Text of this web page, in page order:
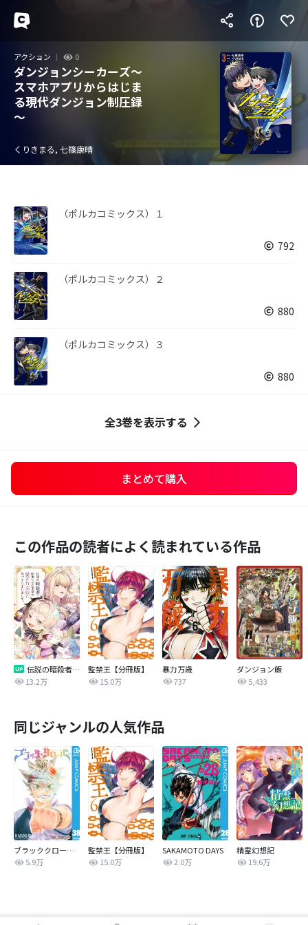
アクション 0
ダンジョンシーカーズ～
スマホアプリからはじま
る現代ダンジョン制圧録
～
くりきまる, 七篠康晴
（ポルカコミックス）１
792
（ポルカコミックス）２
880
（ポルカコミックス）３
880
全3巻を表示する
まとめて購入
この作品の読者によく読まれている作品
伝説の暗殺者、転生したら王家の愛され末娘になってしまいまして。【タテヨミ】
13.2万
監禁王【分冊版】
15.0万
暴力万歳
737
ダンジョン飯
5,433
同じジャンルの人気作品
ブラッククローバー
5.9万
監禁王【分冊版】
15.0万
SAKAMOTO DAYS
2.0万
精霊幻想記
19.6万